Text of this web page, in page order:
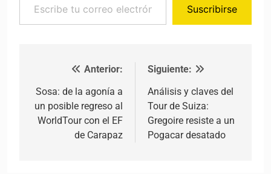
Suscribirse
Navegación de entradas
Anterior:
Sosa: de la agonía a
un posible regreso al
WorldTour con el EF
de Carapaz
Siguiente:
Análisis y claves del
Tour de Suiza:
Gregoire resiste a un
Pogacar desatado